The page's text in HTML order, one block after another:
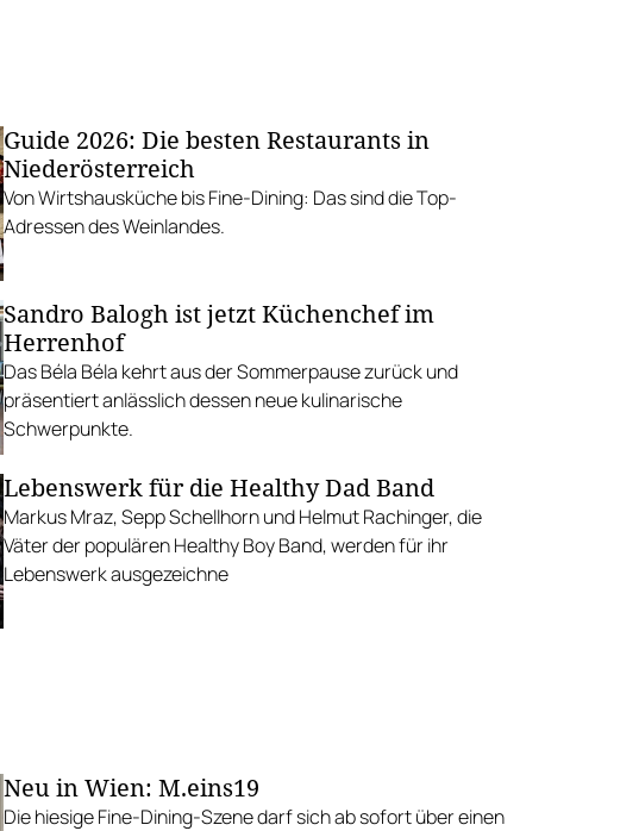
Guide 2026: Die besten Restaurants in
Niederösterreich
Von Wirtshausküche bis Fine-Dining: Das sind die Top-
Adressen des Weinlandes.
Sandro Balogh ist jetzt Küchenchef im
Herrenhof
Das Béla Béla kehrt aus der Sommerpause zurück und
präsentiert anlässlich dessen neue kulinarische
Schwerpunkte.
Lebenswerk für die Healthy Dad Band
Markus Mraz, Sepp Schellhorn und Helmut Rachinger, die
Väter der populären Healthy Boy Band, werden für ihr
Lebenswerk ausgezeichne
Neu in Wien: M.eins19
Die hiesige Fine-Dining-Szene darf sich ab sofort über einen